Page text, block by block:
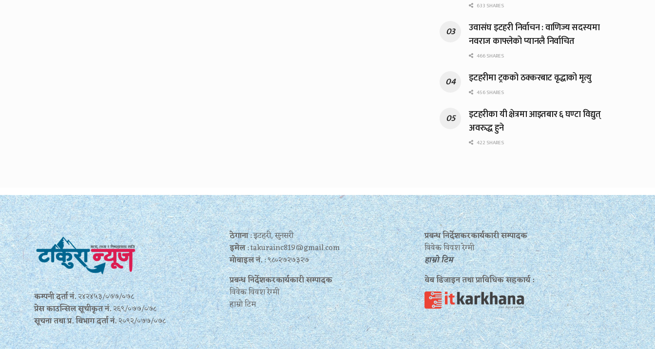
633 SHARES
उवासंघ इटहरी निर्वाचन : वाणिज्य सदस्यमा
नवराज काफ्लेको प्यानलै निर्वाचित
466 SHARES
इटहरीमा ट्रकको ठक्करबाट वृद्धाको मृत्यु
456 SHARES
इटहरीका यी क्षेत्रमा आइतबार ६ घण्टा विद्युत्
अवरुद्ध हुने
422 SHARES
कम्पनी दर्ता नं.२४२४५३/०७७/०७८
प्रेस काउन्सिल सूचीकृत नं.२६९/०७७/०७८
सूचना तथा प्र‍. विभाग दर्ता नं.२०९२/०७७/०७८
ठेगाना: इटहरी, सुनसरी
इमेल: takurainc819@gmail.com
मोबाइल नं.: ९८०२७२७३२७
प्रबन्ध निर्देशकरकार्यकारी सम्पादक
विवेक विवश रेग्मी
हाम्रो टिम
प्रबन्ध निर्देशकरकार्यकारी सम्पादक
विवेक विवश रेग्मी
हाम्रो टिम
वेब डिजाइन तथा प्राविधिक सहकार्य :